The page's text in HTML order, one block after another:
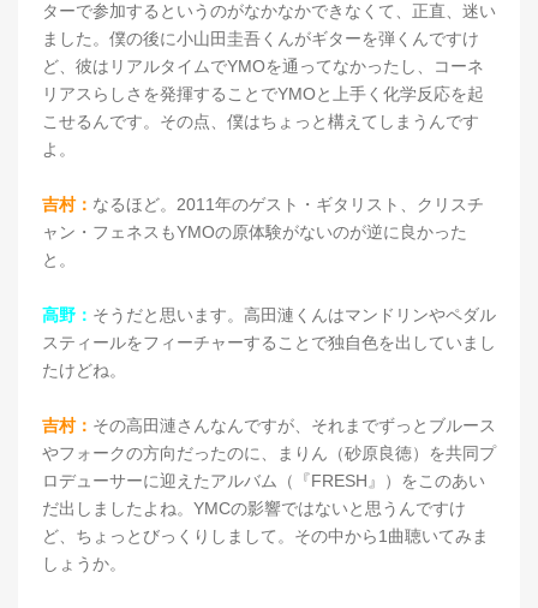
ターで参加するというのがなかなかできなくて、正直、迷い
ました。僕の後に小山田圭吾くんがギターを弾くんですけ
ど、彼はリアルタイムでYMOを通ってなかったし、コーネ
リアスらしさを発揮することでYMOと上手く化学反応を起
こせるんです。その点、僕はちょっと構えてしまうんです
よ。
吉村： なるほど。2011年のゲスト・ギタリスト、クリスチ
ャン・フェネスもYMOの原体験がないのが逆に良かった
と。
高野： そうだと思います。高田漣くんはマンドリンやペダル
スティールをフィーチャーすることで独自色を出していまし
たけどね。
吉村： その高田漣さんなんですが、それまでずっとブルース
やフォークの方向だったのに、まりん（砂原良徳）を共同プ
ロデューサーに迎えたアルバム（『FRESH』）をこのあい
だ出しましたよね。YMCの影響ではないと思うんですけ
ど、ちょっとびっくりしまして。その中から1曲聴いてみま
しょうか。